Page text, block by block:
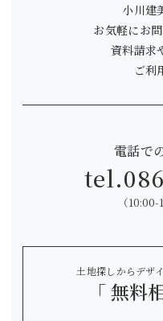
小川建
お気軽にお
資料請求
ご利
電話で
tel.
（
土地探しからデザ
「 無料